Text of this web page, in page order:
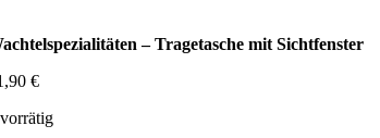
– Tragetasche mit Sichtfenster
€